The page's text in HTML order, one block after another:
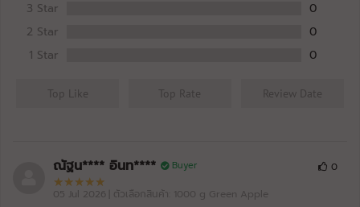
3 Star
0
2 Star
0
1 Star
0
Top Like Top Rate Review Date
ณัฐน**** อินท**** Buyer
05 Jul 2026 | ตัวเลือกสินค้า: 1000 g Green Apple
0